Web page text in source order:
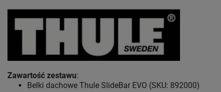
Zawartość zestawu:
Belki dachowe Thule SlideBar EVO (SKU: 892000)